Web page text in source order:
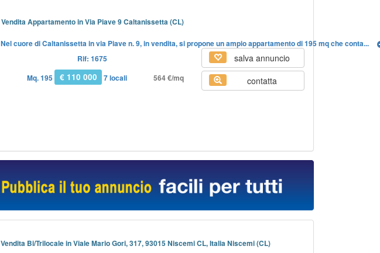
Vendita Appartamento in Via Piave 9 Caltanissetta (CL)
Nel cuore di Caltanissetta in via Piave n. 9, in vendita, si propone un ampio appartamento di 195 mq che conta...
Rif: 1675
Mq. 195
€ 110 000 7 locali 564 €/mq
salva annuncio
contatta
Vendita Bi/Trilocale in Viale Mario Gori, 317, 93015 Niscemi CL, Italia Niscemi (CL)